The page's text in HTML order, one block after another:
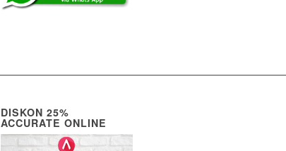
DISKON 25%
ACCURATE ONLINE